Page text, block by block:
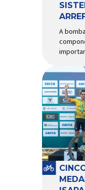
A
garantir
do
entre
d’água